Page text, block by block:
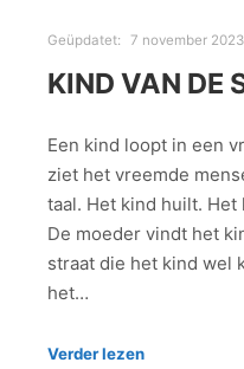
Geüpdatet: 7 november 2023
KIND VAN DE
Een kind loopt in een
ziet het vreemde
taal. Het kind huilt.
De moeder vindt het
straat die het kind wel
het…
Verder lezen